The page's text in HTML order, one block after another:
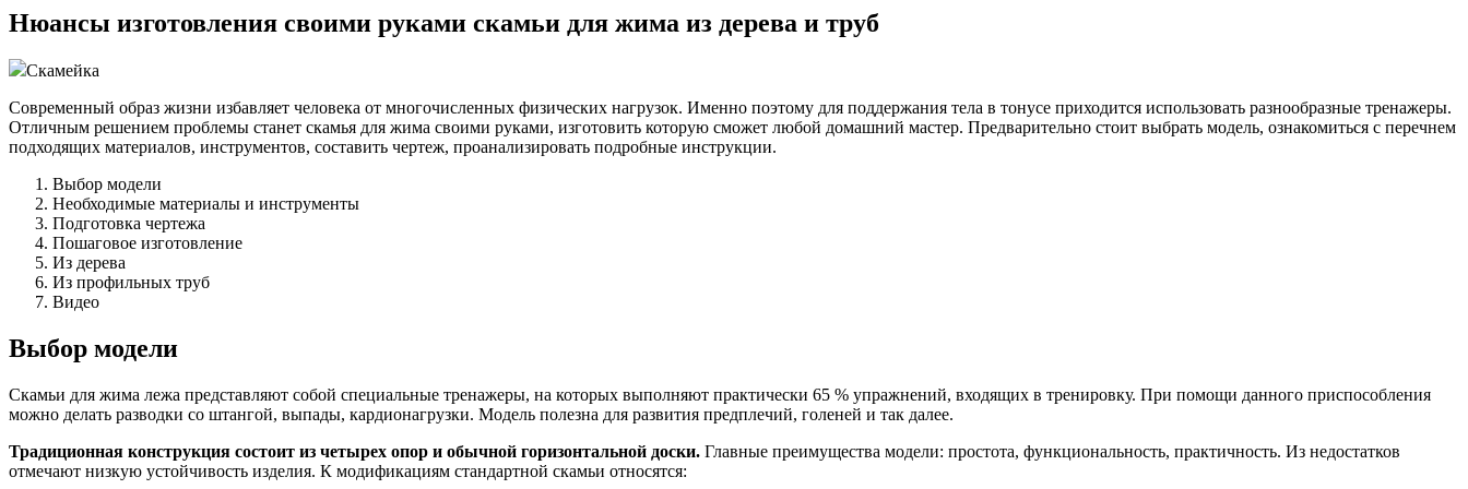
Нюансы изготовления своими руками скамьи для жима из дерева и труб
Скамейка
Современный образ жизни избавляет человека от многочисленных физических нагрузок. Именно поэтому для поддержания тела в тонусе приходится использовать разнообразные тренажеры.
Отличным решением проблемы станет скамья для жима своими руками, изготовить которую сможет любой домашний мастер. Предварительно стоит выбрать модель, ознакомиться с перечнем
подходящих материалов, инструментов, составить чертеж, проанализировать подробные инструкции.
Выбор модели
Необходимые материалы и инструменты
Подготовка чертежа
Пошаговое изготовление
Из дерева
Из профильных труб
Видео
Выбор модели
Скамьи для жима лежа представляют собой специальные тренажеры, на которых выполняют практически 65 % упражнений, входящих в тренировку. При помощи данного приспособления
можно делать разводки со штангой, выпады, кардионагрузки. Модель полезна для развития предплечий, голеней и так далее.
Традиционная конструкция состоит из четырех опор и обычной горизонтальной доски. Главные преимущества модели: простота, функциональность, практичность. Из недостатков
отмечают низкую устойчивость изделия. К модификациям стандартной скамьи относятся: